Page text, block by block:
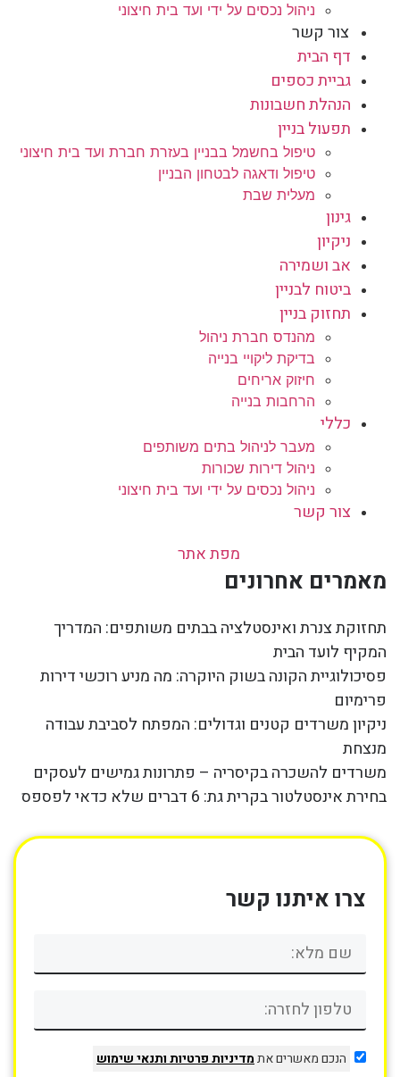
ניהול נכסים על ידי ועד בית חיצוני
צור קשר
דף הבית
גביית כספים
הנהלת חשבונות
תפעול בניין
טיפול בחשמל בבניין בעזרת חברת ועד בית חיצוני
טיפול ודאגה לבטחון הבניין
מעלית שבת
גינון
ניקיון
אב ושמירה
ביטוח לבניין
תחזוק בניין
מהנדס חברת ניהול
בדיקת ליקויי בנייה
חיזוק אריחים
הרחבות בנייה
כללי
מעבר לניהול בתים משותפים
ניהול דירות שכורות
ניהול נכסים על ידי ועד בית חיצוני
צור קשר
מפת אתר
מאמרים אחרונים
תחזוקת צנרת ואינסטלציה בבתים משותפים: המדריך
המקיף לועד הבית
פסיכולוגיית הקונה בשוק היוקרה: מה מניע רוכשי דירות
פרימיום
ניקיון משרדים קטנים וגדולים: המפתח לסביבת עבודה
מנצחת
משרדים להשכרה בקיסריה – פתרונות גמישים לעסקים
בחירת אינסטלטור בקרית גת: 6 דברים שלא כדאי לפספס
צרו איתנו קשר
הנכם מאשרים אתמדיניות פרטיותותנאי שימוש